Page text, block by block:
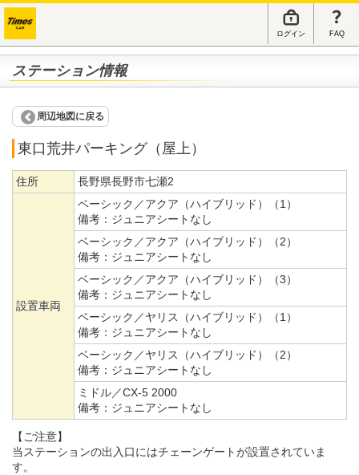
ログイン FAQ
ステーション情報
周辺地図に戻る
東口荒井パーキング（屋上）
住所 長野県長野市七瀬2
設置車両
ベーシック／アクア（ハイブリッド）（1）
備考： ジュニアシートなし
ベーシック／アクア（ハイブリッド）（2）
備考： ジュニアシートなし
ベーシック／アクア（ハイブリッド）（3）
備考： ジュニアシートなし
ベーシック／ヤリス（ハイブリッド）（1）
備考： ジュニアシートなし
ベーシック／ヤリス（ハイブリッド）（2）
備考： ジュニアシートなし
ミドル／CX-5 2000
備考： ジュニアシートなし
【ご注意】
当ステーションの出入口にはチェーンゲートが設置されていま
す。